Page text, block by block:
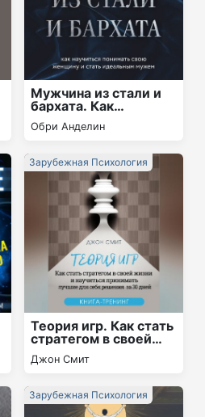
Мужчина из стали и
бархата. Как
научиться понимать
свою женщину и
мужем
Обри Анделин
Теория игр. Как стать
стратегом в своей
жизни и научиться
принимать лучшие
30 дней. Книга-
тренинг
Джон Смит
Зарубежная Психология
Зарубежная Психология